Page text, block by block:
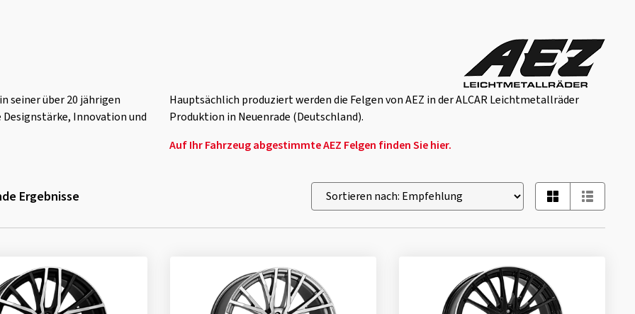
seiner über 20 jährigen
Innovation und
Hauptsächlich produziert werden die Felgen von AEZ in der ALCAR Leichtmetallräder
Produktion in Neuenrade (Deutschland).
Auf Ihr Fahrzeug abgestimmte AEZ Felgen finden Sie hier.
Ergebnisse